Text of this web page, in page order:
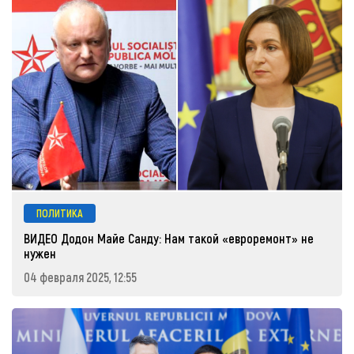
ПОЛИТИКА
ВИДЕО Додон Майе Санду: Нам такой «евроремонт» не
нужен
04 февраля 2025, 12:55